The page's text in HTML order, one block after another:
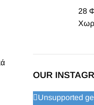
28
OUR
Unsupported